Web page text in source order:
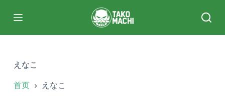
过
えなこ
首页 えなこ